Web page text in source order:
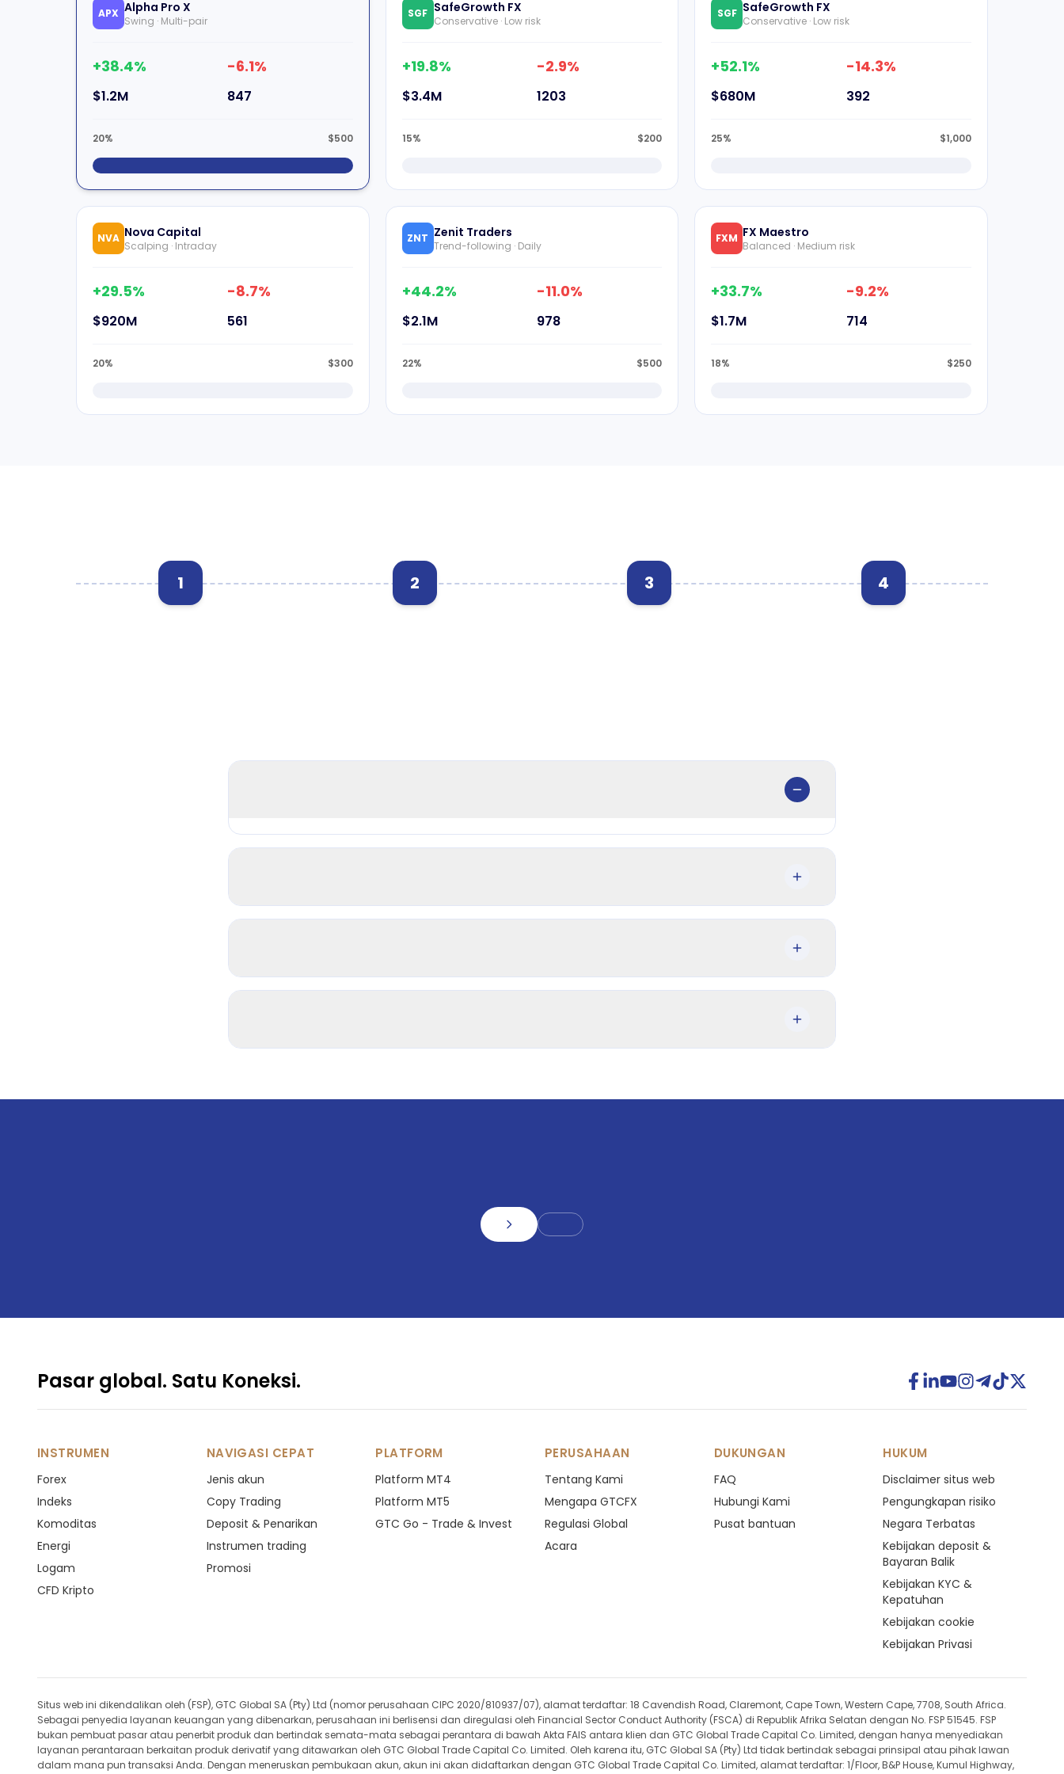
APX Alpha Pro X
Swing · Multi-pair
+38.4% -6.1%
$1.2M 847
20% $500
SGF SafeGrowth FX
Conservative · Low risk
+19.8% -2.9%
$3.4M 1203
15% $200
SGF SafeGrowth FX
Conservative · Low risk
+52.1% -14.3%
$680M 392
25% $1,000
NVA Nova Capital
Scalping · Intraday
+29.5% -8.7%
$920M 561
20% $300
ZNT Zenit Traders
Trend-following · Daily
+44.2% -11.0%
$2.1M 978
22% $500
FXM FX Maestro
Balanced · Medium risk
+33.7% -9.2%
$1.7M 714
18% $250
1 2 3 4
Pasar global. Satu Koneksi.
INSTRUMEN
Forex
Indeks
Komoditas
Energi
Logam
CFD Kripto
NAVIGASI CEPAT
Jenis akun
Copy Trading
Deposit & Penarikan
Instrumen trading
Promosi
PLATFORM
Platform MT4
Platform MT5
GTC Go - Trade & Invest
PERUSAHAAN
Tentang Kami
Mengapa GTCFX
Regulasi Global
Acara
DUKUNGAN
FAQ
Hubungi Kami
Pusat bantuan
HUKUM
Disclaimer situs web
Pengungkapan risiko
Negara Terbatas
Kebijakan deposit &
Bayaran Balik
Kebijakan KYC &
Kepatuhan
Kebijakan cookie
Kebijakan Privasi
Situs web ini dikendalikan oleh (FSP), GTC Global SA (Pty) Ltd (nomor perusahaan CIPC 2020/810937/07), alamat terdaftar: 18 Cavendish Road, Claremont, Cape Town, Western Cape, 7708, South Africa.
Sebagai penyedia layanan keuangan yang dibenarkan, perusahaan ini berlisensi dan diregulasi oleh Financial Sector Conduct Authority (FSCA) di Republik Afrika Selatan dengan No. FSP 51545. FSP
bukan pembuat pasar atau penerbit produk dan bertindak semata-mata sebagai perantara di bawah Akta FAIS antara klien dan GTC Global Trade Capital Co. Limited, dengan hanya menyediakan
layanan perantaraan berkaitan produk derivatif yang ditawarkan oleh GTC Global Trade Capital Co. Limited. Oleh karena itu, GTC Global SA (Pty) Ltd tidak bertindak sebagai prinsipal atau pihak lawan
dalam mana pun transaksi Anda. Dengan meneruskan pembukaan akun, akun ini akan didaftarkan dengan GTC Global Trade Capital Co. Limited, alamat terdaftar: 1/Floor, B&P House, Kumul Highway,